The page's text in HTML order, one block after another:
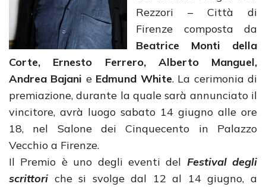
Rezzori – Città di
Firenze composta da
Beatrice Monti della
Corte, Ernesto Ferrero, Alberto Manguel,
Andrea Bajani eEdmund White. La cerimonia di
premiazione, durante la quale sarà annunciato il
vincitore, avrà luogo sabato 14 giugno alle ore
18, nel Salone dei Cinquecento in Palazzo
Vecchio a Firenze.
Il Premio è uno degli eventi del Festival degli
scrittori che si svolge dal 12 al 14 giugno, a